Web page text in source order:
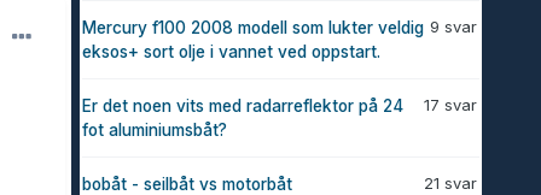
9 svar
Mercury f100 2008 modell som lukter veldig
eksos+ sort olje i vannet ved oppstart.
17 svar
Er det noen vits med radarreflektor på 24
fot aluminiumsbåt?
21 svar
bobåt - seilbåt vs motorbåt